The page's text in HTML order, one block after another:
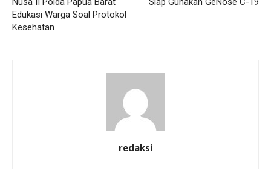
Edukasi Warga Soal Protokol
Kesehatan
redaksi